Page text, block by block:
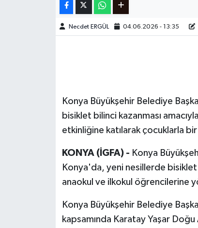
Necdet ERGÜL 04.06.2026 - 13:35
Konya Büyükşehir Belediye
bisiklet bilinci kazanması
etkinliğine katılarak çocuklarla
KONYA (İGFA) - Konya
Konya'da, yeni nesillerde bisiklet
anaokul ve ilkokul öğrencilerine
Konya Büyükşehir Belediye
kapsamında Karatay Yaşar